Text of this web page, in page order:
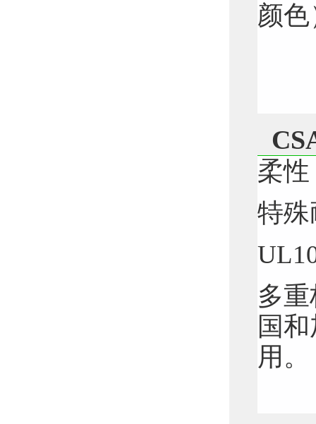
颜色
柔
特
多
国
用。